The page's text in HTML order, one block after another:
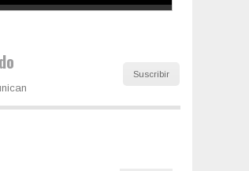
van dando la espalda a Trump